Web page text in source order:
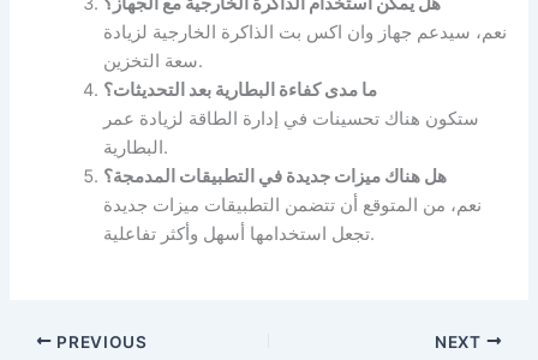
نعم، سيدعم جهاز وان اكس بت الذاكرة الخارجية لزيادة
سعة التخزين.
ما مدى كفاءة البطارية بعد التحديثات؟
ستكون هناك تحسينات في إدارة الطاقة لزيادة عمر
البطارية.
هل هناك ميزات جديدة في التطبيقات المدمجة؟
نعم، من المتوقع أن تتضمن التطبيقات ميزات جديدة
تجعل استخدامها أسهل وأكثر تفاعلية.
PREVIOUS NEXT